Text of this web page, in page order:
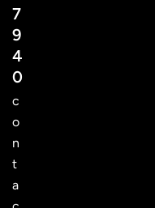
7
9
4
0
c
o
n
t
a